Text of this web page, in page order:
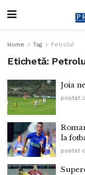
Home Tag Petrolul
Etichetă:
Joia
postat
la
postat